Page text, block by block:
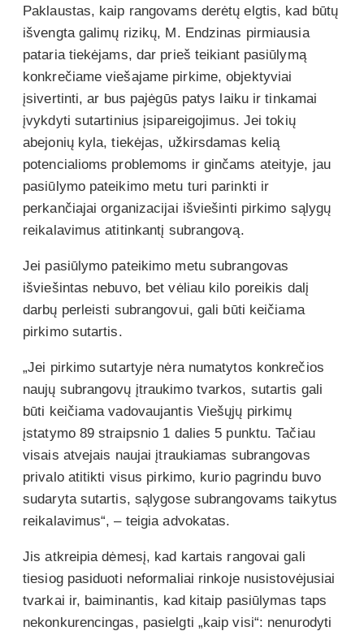
Paklaustas, kaip rangovams derėtų elgtis, kad būtų
išvengta galimų rizikų, M. Endzinas pirmiausia
pataria tiekėjams, dar prieš teikiant pasiūlymą
konkrečiame viešajame pirkime, objektyviai
įsivertinti, ar bus pajėgūs patys laiku ir tinkamai
įvykdyti sutartinius įsipareigojimus. Jei tokių
abejonių kyla, tiekėjas, užkirsdamas kelią
potencialioms problemoms ir ginčams ateityje, jau
pasiūlymo pateikimo metu turi parinkti ir
perkančiajai organizacijai išviešinti pirkimo sąlygų
reikalavimus atitinkantį subrangovą.
Jei pasiūlymo pateikimo metu subrangovas
išviešintas nebuvo, bet vėliau kilo poreikis dalį
darbų perleisti subrangovui, gali būti keičiama
pirkimo sutartis.
„Jei pirkimo sutartyje nėra numatytos konkrečios
naujų subrangovų įtraukimo tvarkos, sutartis gali
būti keičiama vadovaujantis Viešųjų pirkimų
įstatymo 89 straipsnio 1 dalies 5 punktu. Tačiau
visais atvejais naujai įtraukiamas subrangovas
privalo atitikti visus pirkimo, kurio pagrindu buvo
sudaryta sutartis, sąlygose subrangovams taikytus
reikalavimus“, – teigia advokatas.
Jis atkreipia dėmesį, kad kartais rangovai gali
tiesiog pasiduoti neformaliai rinkoje nusistovėjusiai
tvarkai ir, baiminantis, kad kitaip pasiūlymas taps
nekonkurencingas, pasielgti „kaip visi“: nenurodyti